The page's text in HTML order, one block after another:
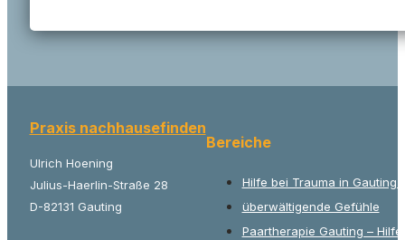
Praxis nachhausefinden
Ulrich Hoening
Julius-Haerlin-Straße 28
D-82131 Gauting
Bereiche
Hilfe bei Trauma in Gauting
überwältigende Gefühle
Paartherapie Gauting –